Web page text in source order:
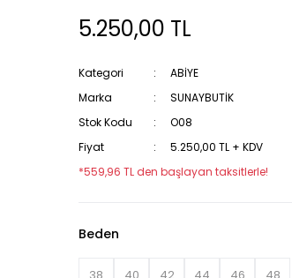
5.250,00 TL
Kategori
ABİYE
Marka
SUNAYBUTİK
Stok Kodu
O08
Fiyat
5.250,00 TL + KDV
*559,96 TL den başlayan taksitlerle!
Beden